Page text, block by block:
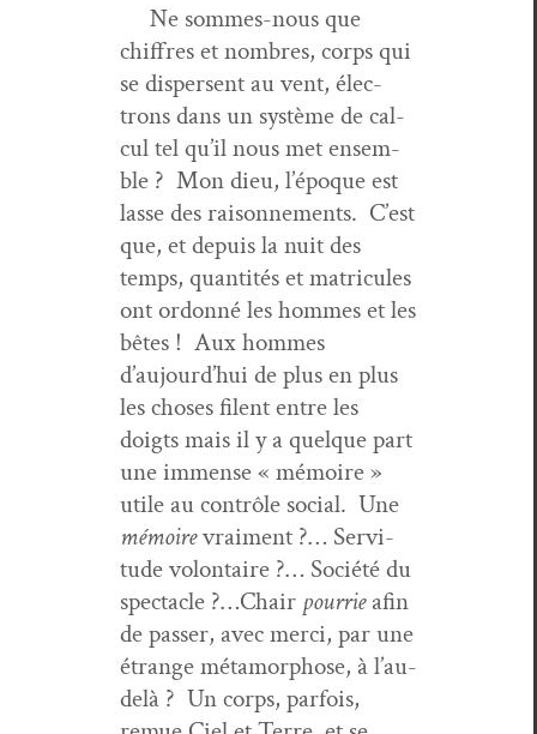
Ne sommes-nous que
chiffres et nom­bres, corps qui
se dis­persent au vent, élec­
trons dans un sys­tème de cal­
cul tel qu’il nous met ensem­
ble ? Mon dieu, l’époque est
lasse des raison­nements. C’est
que, et depuis la nuit des
temps, quan­tités et matricules
ont ordon­né les hommes et les
bêtes ! Aux hommes
d’aujourd’hui de plus en plus
les choses filent entre les
doigts mais il y a quelque part
une immense « mémoire »
utile au con­trôle social. Une
mémoirevrai­ment ?… Servi­
tude volon­taire ?… Société du
spec­ta­cle ?…Chair pour­rieafin
de pass­er, avec mer­ci, par une
étrange méta­mor­phose, à l’au-
delà ? Un corps, par­fois,